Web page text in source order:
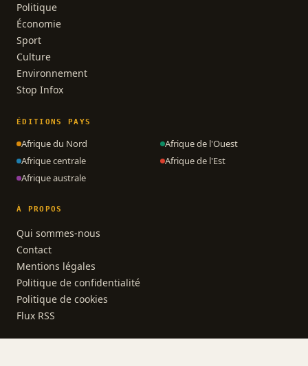
Politique
Économie
Sport
Culture
Environnement
Stop Infox
ÉDITIONS PAYS
Afrique du Nord
Afrique de l'Ouest
Afrique centrale
Afrique de l'Est
Afrique australe
À PROPOS
Qui sommes-nous
Contact
Mentions légales
Politique de confidentialité
Politique de cookies
Flux RSS